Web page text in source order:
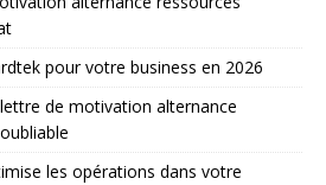
pour votre business en 2026
de motivation alternance
les opérations dans votre